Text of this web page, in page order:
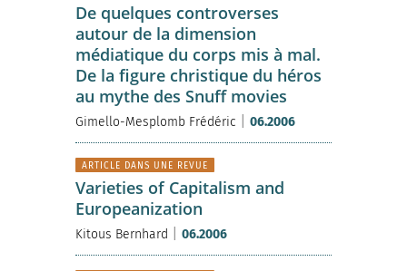
De quelques controverses
autour de la dimension
médiatique du corps mis à mal.
De la figure christique du héros
au mythe des Snuff movies
Gimello-Mesplomb Frédéric 06.2006
ARTICLE DANS UNE REVUE
Varieties of Capitalism and
Europeanization
Kitous Bernhard 06.2006